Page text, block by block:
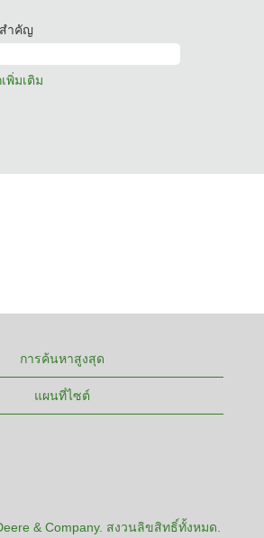
ำคัญ
พิ่มเติม
การค้นหาสูงสุด
แผนที่ไซต์
& Company. สงวนลิขสิทธิ์ทั้งหมด.